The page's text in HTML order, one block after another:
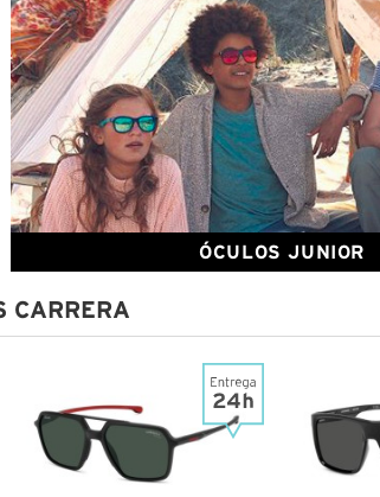
ÓCULOSJUNIOR
CARRERA